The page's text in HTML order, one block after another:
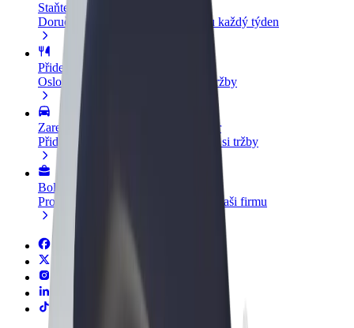
Staňte se kurýrem
Doručujte jídlo a dostávejte výplatu každý týden
Přidejte restauraci nebo obchod
Oslovte více zákazníků a zvyšte si tržby
Zaregistrujte se jako flotilový partner
Přidejte svou flotilu k Boltu a zvyšte si tržby
Bolt for Business
Produkty a služby Boltu přesně pro vaši firmu